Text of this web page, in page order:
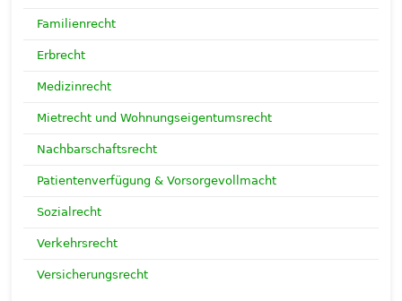
Familienrecht
Erbrecht
Medizinrecht
Mietrecht und Wohnungseigentumsrecht
Nachbarschaftsrecht
Patientenverfügung & Vorsorgevollmacht
Sozialrecht
Verkehrsrecht
Versicherungsrecht